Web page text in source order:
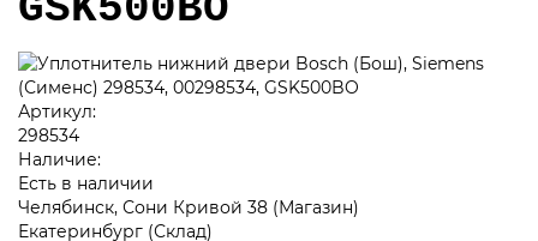
Артикул:
298534
Наличие:
Есть в наличии
Челябинск, Сони Кривой 38 (Магазин)
Екатеринбург (Склад)